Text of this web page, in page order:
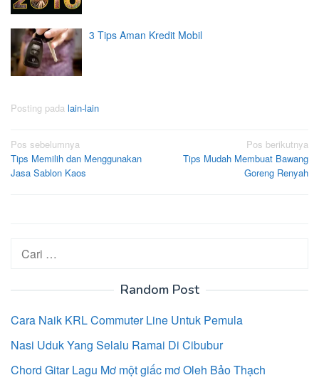
3 Tips Aman Kredit Mobil
Posting pada lain-lain
Navigasi
pos
Pos sebelumnya
Tips Memilih dan Menggunakan
Jasa Sablon Kaos
Pos berikutnya
Tips Mudah Membuat Bawang
Goreng Renyah
Cari
untuk:
Random Post
Cara Naik KRL Commuter Line Untuk Pemula
Nasi Uduk Yang Selalu Ramai Di Cibubur
Chord Gitar Lagu Mơ một giấc mơ Oleh Bảo Thạch